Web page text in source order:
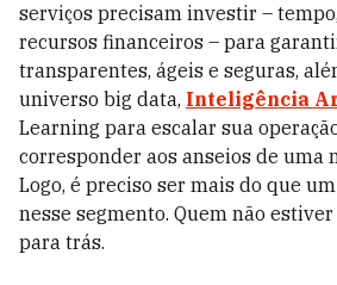
serviços precisam investir –
recursos financeiros – para
transparentes, ágeis e seguras,
universo big data, Inteligência
Learning para escalar sua
corresponder aos anseios de uma
Logo, é preciso ser mais do que
nesse segmento. Quem não
para trás.